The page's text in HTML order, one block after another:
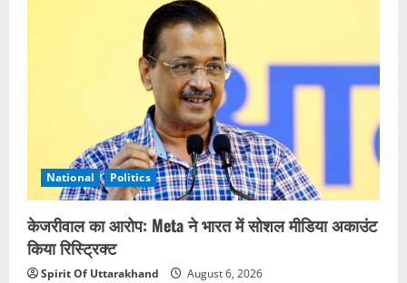
National Politics
केजरीवाल का आरोप: Meta ने भारत में सोशल मीडिया अकाउंट
किया रिस्ट्रिक्ट
Spirit Of Uttarakhand August 6, 2026